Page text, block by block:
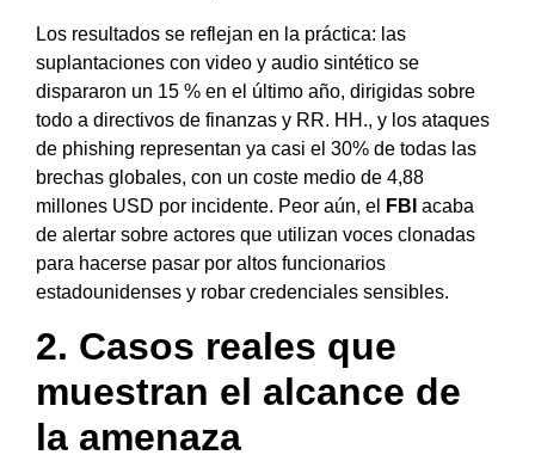
Los resultados se reflejan en la práctica: las
suplantaciones con video y audio sintético se
dispararon un 15 % en el último año, dirigidas sobre
todo a directivos de finanzas y RR. HH., y los ataques
de phishing representan ya casi el 30% de todas las
brechas globales, con un coste medio de 4,88
millones USD por incidente. Peor aún, el
FBI acaba
de alertar sobre actores que utilizan voces clonadas
para hacerse pasar por altos funcionarios
estadounidenses y robar credenciales sensibles.
2. Casos reales que
muestran el alcance de
la amenaza